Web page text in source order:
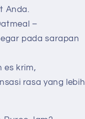
Anda.
–
pada sarapan
es krim,
rasa yang lebih